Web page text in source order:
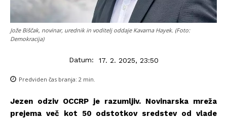
Jože Biščak, novinar, urednik in voditelj oddaje Kavarna Hayek. (Foto:
Demokracija)
Datum: 17. 2. 2025, 23:50
Predviden čas branja: 2 min.
Jezen odziv OCCRP je razumljiv. Novinarska mreža
prejema več kot 50 odstotkov sredstev od vlade